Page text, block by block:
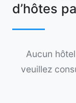
d’hôtes
Aucun
veuillez